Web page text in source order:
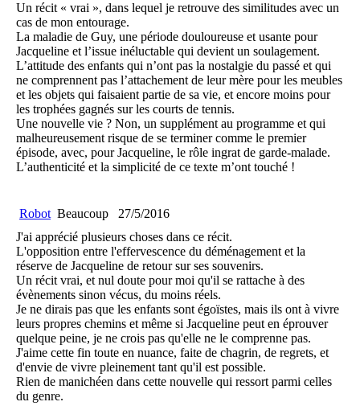
Un récit « vrai », dans lequel je retrouve des similitudes avec un
cas de mon entourage.
La maladie de Guy, une période douloureuse et usante pour
Jacqueline et l’issue inéluctable qui devient un soulagement.
L’attitude des enfants qui n’ont pas la nostalgie du passé et qui
ne comprennent pas l’attachement de leur mère pour les meubles
et les objets qui faisaient partie de sa vie, et encore moins pour
les trophées gagnés sur les courts de tennis.
Une nouvelle vie ? Non, un supplément au programme et qui
malheureusement risque de se terminer comme le premier
épisode, avec, pour Jacqueline, le rôle ingrat de garde-malade.
L’authenticité et la simplicité de ce texte m’ont touché !
Robot Beaucoup
27/5/2016
J'ai apprécié plusieurs choses dans ce récit.
L'opposition entre l'effervescence du déménagement et la
réserve de Jacqueline de retour sur ses souvenirs.
Un récit vrai, et nul doute pour moi qu'il se rattache à des
évènements sinon vécus, du moins réels.
Je ne dirais pas que les enfants sont égoïstes, mais ils ont à vivre
leurs propres chemins et même si Jacqueline peut en éprouver
quelque peine, je ne crois pas qu'elle ne le comprenne pas.
J'aime cette fin toute en nuance, faite de chagrin, de regrets, et
d'envie de vivre pleinement tant qu'il est possible.
Rien de manichéen dans cette nouvelle qui ressort parmi celles
du genre.